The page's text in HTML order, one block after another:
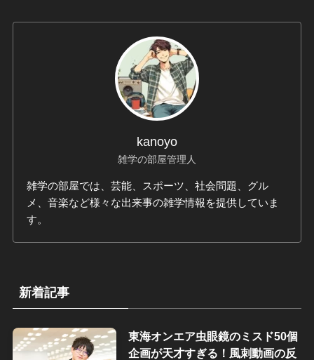
kanoyo
雑学の部屋管理人
雑学の部屋では、芸能、スポーツ、社会問題、グル
メ、音楽など様々な出来事の雑学情報を提供していま
す。
新着記事
東海オンエア虫眼鏡のミスド50個
企画が天才すぎる！風刺動画の反